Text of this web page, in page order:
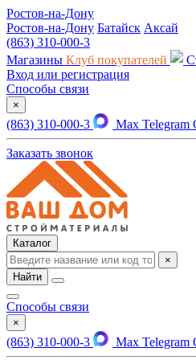
Ростов-на-Дону
Ростов-на-Дону Батайск Аксай
(863) 310-000-3
Магазины Клуб покупателей
Вход или регистрация
Способы связи
×
(863) 310-000-3 Max Telegram
Заказать звонок
Каталог
×
Найти
Способы связи
×
(863) 310-000-3 Max Telegram